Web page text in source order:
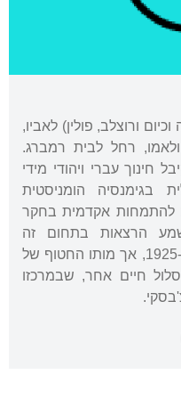
ורוצלב, פולין) לאביו,
רחל לבית רמברג.
קיבל חינוך עברי ויהודי מידי
בגימנסיה הומניסטית
להתמחות אקדמית בחקר
הרצאות בתחום זה
באוניברסיטת ברלין בשנים 1925-1922, אך מותו החטוף של
קבע לו מסלול חיים אחר, שבמרכזו